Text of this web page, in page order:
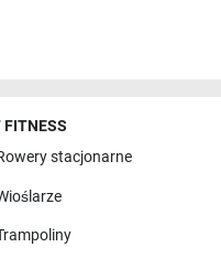
stacjonarne